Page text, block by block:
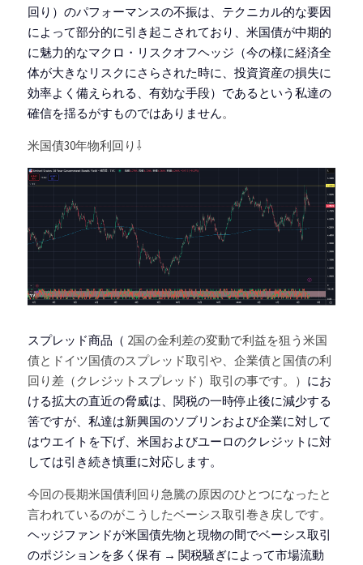
回り）のパフォーマンスの不振は、テクニカル的な要因
によって部分的に引き起こされており、米国債が中期的
に魅力的なマクロ・リスクオフヘッジ（今の様に経済全
体が大きなリスクにさらされた時に、投資資産の損失に
効率よく備えられる、有効な手段）であるという私達の
確信を揺るがすものではありません。
米国債30年物利回り⇩
スプレッド商品（ 2国の金利差の変動で利益を狙う 米国
債とドイツ国債のスプレッド取引や、 企業債と国債の利
回り差（クレジットスプレッド）取引の事です。） にお
ける拡大の直近の脅威は、関税の一時停止後に減少する
筈ですが、私達は新興国のソブリンおよび企業に対して
はウエイトを下げ、米国およびユーロのクレジットに対
しては引き続き慎重に対応します。
今回の長期米国債利回り急騰の原因のひとつになったと
言われているのがこうしたベーシス取引巻き戻しです。
ヘッジファンドが米国債先物と現物の間でベーシス取引
のポジションを多く保有 → 関税騒ぎによって市場流動